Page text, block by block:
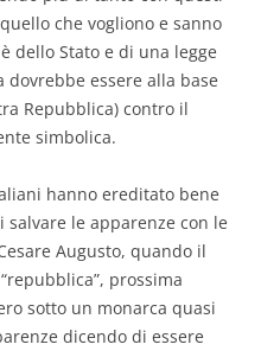
che vogliono e sanno
dello Stato e di una legge
dovrebbe essere alla base
Repubblica) contro il
simbolica.
hanno ereditato bene
le apparenze con le
Augusto, quando il
prossima
sotto un monarca quasi
dicendo di essere